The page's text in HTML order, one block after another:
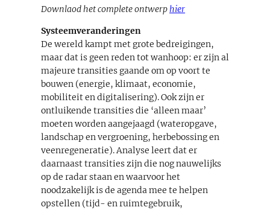
Downlaod het complete ontwerphier
Systeemveranderingen
De wereld kampt met grote bedreigingen,
maar dat is geen reden tot wanhoop: er zijn al
majeure transities gaande om op voort te
bouwen (energie, klimaat, economie,
mobiliteit en digitalisering). Ook zijn er
ontluikende transities die ‘alleen maar’
moeten worden aangejaagd (wateropgave,
landschap en vergroening, herbebossing en
veenregeneratie). Analyse leert dat er
daarnaast transities zijn die nog nauwelijks
op de radar staan en waarvoor het
noodzakelijk is de agenda mee te helpen
opstellen (tijd- en ruimtegebruik,